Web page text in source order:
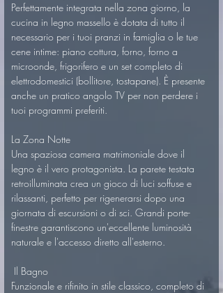
Perfettamente integrata nella zona giorno, la
cucina in legno massello è dotata di tutto il
necessario per i tuoi pranzi in famiglia o le tue
cene intime: piano cottura, forno, forno a
microonde, frigorifero e un set completo di
elettrodomestici (bollitore, tostapane). È presente
anche un pratico angolo TV per non perdere i
tuoi programmi preferiti.
La Zona Notte
Una spaziosa camera matrimoniale dove il
legno è il vero protagonista. La parete testata
retroilluminata crea un gioco di luci soffuse e
rilassanti, perfetto per rigenerarsi dopo una
giornata di escursioni o di sci. Grandi porte-
finestre garantiscono un'eccellente luminosità
naturale e l'accesso diretto all'esterno.
Il Bagno
Funzionale e rifinito in stile classico, completo di